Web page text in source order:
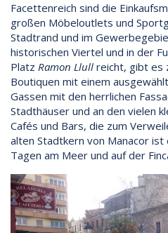
Facettenreich sind die
großen Möbeloutlets und
Stadtrand und im
historischen Viertel und in der
Platz Ramon Llull reicht, gibt es
Boutiquen mit einem
Gassen mit den herrlichen
Stadthäuser und an den vielen
Cafés und Bars, die zum
alten Stadtkern von Manacor ist
Tagen am Meer und auf der